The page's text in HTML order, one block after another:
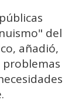
del
añadió,
problemas